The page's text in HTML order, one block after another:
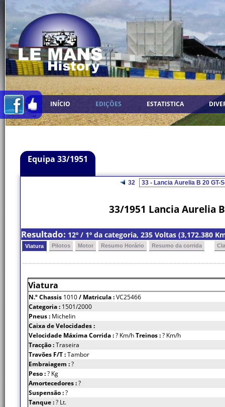
INÍCIO EDIÇÕES ESTATISTICA
Equipa 33/1951
32
33/1951 Lancia Aurelia
Resultado: 12º / 1º da categoria, 235 Voltas (3,172.380
Viatura Pilotos Motor Resumo Horário Resumo da corrida
Viatura
N.º Chassis 1010/ Matricula :VC25466
Categoria : 1501/2000
Pneus : Michelin
Caixa de Velocidades :
Velocidade Máxima Corrida :? Km/hTreinos :? Km/h
Tracção :Traseira
Travões F/T :Tambor
Embraiagem :?
Peso :? Kg
Amortecedores :?
Suspensão :?
Tanque :? Lt.